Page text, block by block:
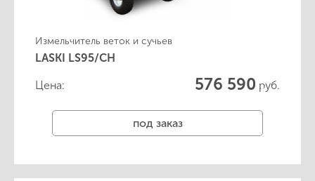
Измельчитель веток и сучьев
LASKI LS95/CH
Цена: 576 590 руб.
под заказ